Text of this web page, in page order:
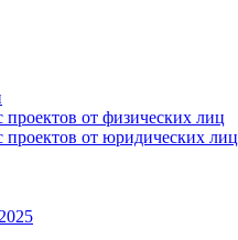
от физических лиц
проектов от юридических лиц